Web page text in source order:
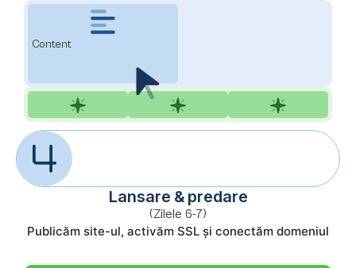
Content
Lansare & predare
(Zilele 6-7)
Publicăm site-ul, activăm SSL și conectăm domeniul